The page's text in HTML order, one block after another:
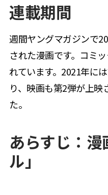
連載期間
週間ヤングマガジンで
された漫画です。コミ
れています。2021年に
り、映画も第2弾が上映
た。
あらすじ：
ル」